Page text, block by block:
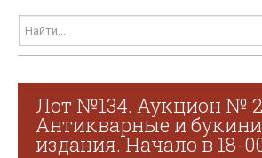
Лот №134. Аукцион №
Антикварные и
издания. Начало в 18-